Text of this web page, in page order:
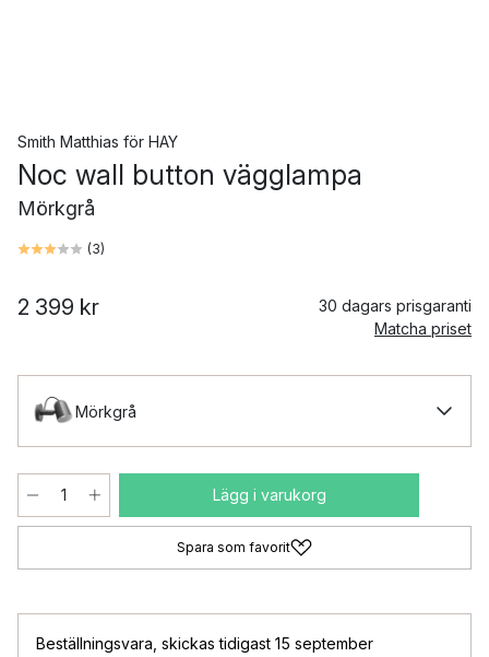
Smith Matthias för HAY
Noc wall button vägglampa
Mörkgrå
(3)
2 399 kr
30 dagars prisgaranti
Matcha priset
Mörkgrå
Lägg i varukorg
Spara som favorit
Beställningsvara skickas tidigast 15 september